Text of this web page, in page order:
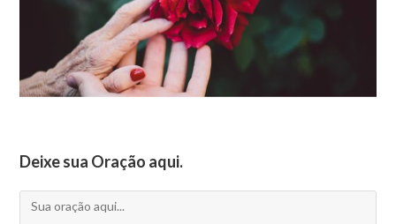
Deixe sua Oração aqui.